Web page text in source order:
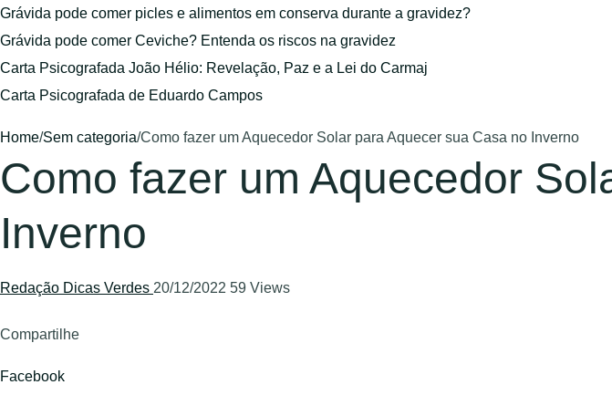
Grávida pode comer picles e alimentos em conserva durante a gravidez?
Grávida pode comer Ceviche? Entenda os riscos na gravidez
Carta Psicografada João Hélio: Revelação, Paz e a Lei do Carmaj
Carta Psicografada de Eduardo Campos
Home/Sem categoria/Como fazer um Aquecedor Solar para Aquecer sua Casa no Inverno
Como fazer um Aquecedor
Inverno
Redação Dicas Verdes 20/12/2022 59 Views
Compartilhe
Facebook